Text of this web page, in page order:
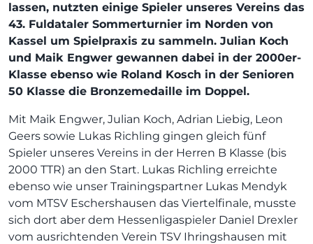
lassen, nutzten einige Spieler unseres Vereins das
43. Fuldataler Sommerturnier im Norden von
Kassel um Spielpraxis zu sammeln. Julian Koch
und Maik Engwer gewannen dabei in der 2000er-
Klasse ebenso wie Roland Kosch in der Senioren
50 Klasse die Bronzemedaille im Doppel.
Mit Maik Engwer, Julian Koch, Adrian Liebig, Leon
Geers sowie Lukas Richling gingen gleich fünf
Spieler unseres Vereins in der Herren B Klasse (bis
2000 TTR) an den Start. Lukas Richling erreichte
ebenso wie unser Trainingspartner Lukas Mendyk
vom MTSV Eschershausen das Viertelfinale, musste
sich dort aber dem Hessenligaspieler Daniel Drexler
vom ausrichtenden Verein TSV Ihringshausen mit